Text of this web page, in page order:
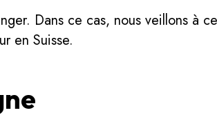
Dans ce cas, nous veillons à
en Suisse.